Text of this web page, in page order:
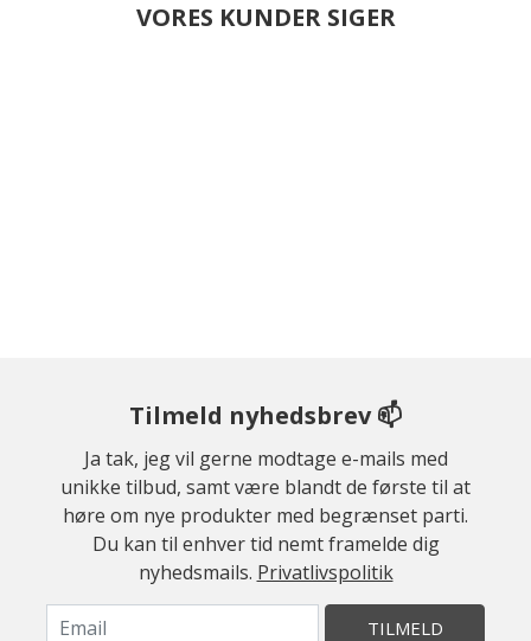
VORES KUNDER SIGER
Tilmeld nyhedsbrev 📫
Ja tak, jeg vil gerne modtage e-mails med
unikke tilbud, samt være blandt de første til at
høre om nye produkter med begrænset parti.
Du kan til enhver tid nemt framelde dig
nyhedsmails. Privatlivspolitik
TILMELD